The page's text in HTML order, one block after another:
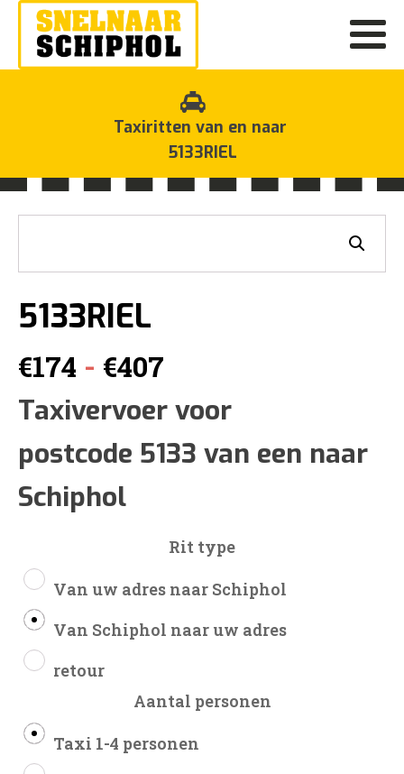
Taxiritten van en naar
5133RIEL
5133RIEL
€174 - €407
€174
tot
Taxivervoer voor
postcode 5133 van een naar
Schiphol
Rit type
Van uw adres naar Schiphol
Van Schiphol naar uw adres
retour
Aantal personen
Taxi 1-4 personen